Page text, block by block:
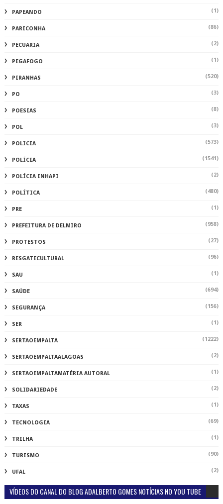
PAPEANDO (1)
PARICONHA (86)
PECUARIA (2)
PEGAFOGO (1)
PIRANHAS (520)
PO (3)
POESIAS (8)
POL (3)
POLICIA (573)
POLÍCIA (1541)
POLÍCIA INHAPI (2)
POLÍTICA (480)
PRE (1)
PREFEITURA DE DELMIRO (958)
PROTESTOS (27)
RESGATECULTURAL (96)
SAU (1)
SAÚDE (694)
SEGURANÇA (156)
SER (1)
SERTAOEMPALTA (1222)
SERTAOEMPALTAALAGOAS (2)
SERTAOEMPALTAMATÉRIA AUTORAL (1)
SOLIDARIEDADE (2)
TAXAS (1)
TECNOLOGIA (69)
TRILHA (1)
TURISMO (90)
UFAL (2)
VÍDEOS DO CANAL DO BLOG ADALBERTO GOMES NOTÍCIAS NO YOU TUBE